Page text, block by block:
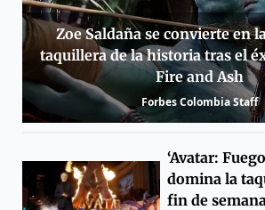
Zoe Saldaña se convierte en
taquillera de la historia tras el
Fire and Ash
Forbes Colombia Staff
‘Avatar:
domina la
fin de